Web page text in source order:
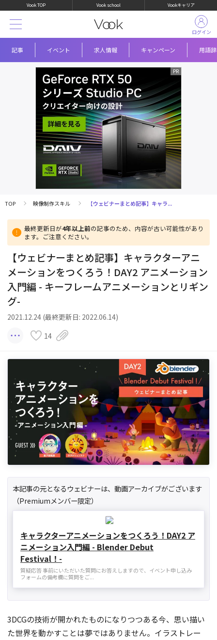
Vook TOP Vook school Vookキャリア
記事 イベント 求人情報 キャンペーン 用語
ログイン
TOP 映像制作スキル 【ウェビナーまとめ記事】キャラ...
最終更新日が4年以上前の記事のため、内容が古い可能性があり
ます。ご注意ください。
【ウェビナーまとめ記事】キャラクターアニ
メーションをつくろう！DAY2 アニメーション
入門編 - キーフレームアニメーションとリギン
グ-
2021.12.24 (最終更新日: 2022.06.14)
14
本記事の元となるウェビナーは、動画アーカイブがございます
（Premiumメンバー限定）
キャラクターアニメーションをつくろう！DAY2 ア
ニメーション入門編 - Blender Debut
Festival！-
質疑応答 事前にいただいた質問にお答えしますので、イベント申し込み
フォームの備考欄に質問をご...
3DCGの技術が開かれたものになりつつある今、思い描い
た世界を動かすことは夢ではありません。イラストレー